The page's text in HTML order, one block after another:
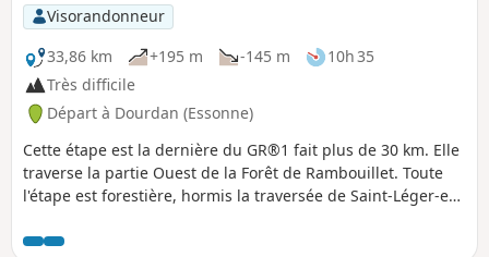
Visorandonneur
33,86 km
+195 m -145 m
10h 35
Très difficile
Départ à Dourdan (Essonne)
Cette étape est la dernière du GR®1 fait plus de 30 km. Elle
traverse la partie Ouest de la Forêt de Rambouillet. Toute
l'étape est forestière, hormis la traversée de Saint-Léger-en-
historique : Dourdan et Rambouillet. Il y a de nombreuses